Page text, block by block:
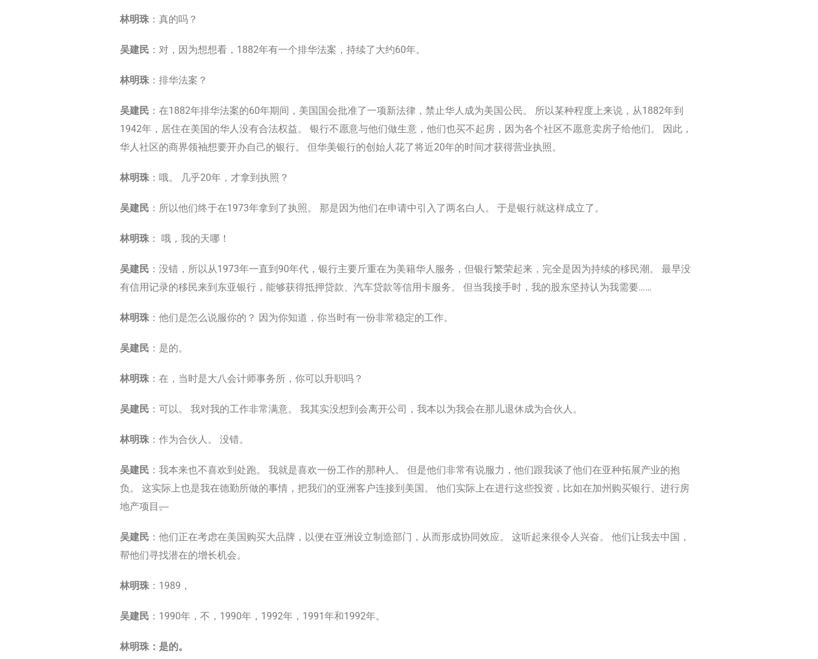
林明珠 ：真的吗？
吴建民 ：对，因为想想看，1882年有一个排华法案，持续了大约60年。
林明珠 ：排华法案？
吴建民 ：在1882年排华法案的60年期间，美国国会批准了一项新法律，禁止华人成为美国公民。 所以某种程度上来说，从1882年到
1942年，居住在美国的华人没有合法权益。 银行不愿意与他们做生意，他们也买不起房，因为各个社区不愿意卖房子给他们。 因此，
华人社区的商界领袖想要开办自己的银行。 但华美银行的创始人花了将近20年的时间才获得营业执照。
林明珠 ：哦。 几乎20年，才拿到执照？
吴建民 ：所以他们终于在1973年拿到了执照。 那是因为他们在申请中引入了两名白人。 于是银行就这样成立了。
林明珠 ： 哦，我的天哪！
吴建民 ：没错，所以从1973年一直到90年代，银行主要斤重在为美籍华人服务，但银行繁荣起来，完全是因为持续的移民潮。 最早没
有信用记录的移民来到东亚银行，能够获得抵押贷款、汽车贷款等信用卡服务。 但当我接手时，我的股东坚持认为我需要……
林明珠 ：他们是怎么说服你的？ 因为你知道，你当时有一份非常稳定的工作。
吴建民 ：是的。
林明珠 ：在，当时是大八会计师事务所，你可以升职吗？
吴建民 ：可以。 我对我的工作非常满意。 我其实没想到会离开公司，我本以为我会在那儿退休成为合伙人。
林明珠 ：作为合伙人。 没错。
吴建民 ：我本来也不喜欢到处跑。 我就是喜欢一份工作的那种人。 但是他们非常有说服力，他们跟我谈了他们在亚种拓展产业的抱
负。 这实际上也是我在德勤所做的事情，把我们的亚洲客户连接到美国。 他们实际上在进行这些投资，比如在加州购买银行、进行房
地产项目。
吴建民 ：他们正在考虑在美国购买大品牌，以便在亚洲设立制造部门，从而形成协同效应。 这听起来很令人兴奋。 他们让我去中国，
帮他们寻找潜在的增长机会。
林明珠 ：1989，
吴建民 ：1990年，不，1990年，1992年，1991年和1992年。
林明珠：是的。